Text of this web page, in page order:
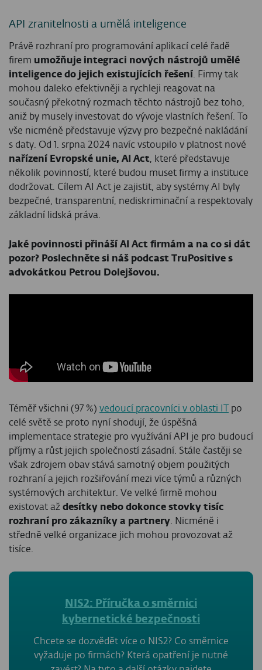
API zranitelnosti a umělá inteligence
Právě rozhraní pro programování aplikací celé řadě
firem umožňuje integraci nových nástrojů umělé
inteligence do jejich existujících řešení. Firmy tak
mohou daleko efektivněji a rychleji reagovat na
současný překotný rozmach těchto nástrojů bez toho,
aniž by musely investovat do vývoje vlastních řešení. To
vše nicméně představuje výzvy pro bezpečné nakládání
s daty. Od 1. srpna 2024 navíc vstoupilo v platnost nové
nařízení Evropské unie, AI Act, které představuje
několik povinností, které budou muset firmy a instituce
dodržovat. Cílem AI Act je zajistit, aby systémy AI byly
bezpečné, transparentní, nediskriminační a respektovaly
základní lidská práva.
Jaké povinnosti přináší AI Act firmám a na co si dát
pozor? Poslechněte si náš podcast TruPositive s
advokátkou Petrou Dolejšovou.
Téměř všichni (97 %) vedoucí pracovníci v oblasti ITpo
celé světě se proto nyní shodují, že úspěšná
implementace strategie pro využívání API je pro budoucí
příjmy a růst jejich společností zásadní. Stále častěji se
však zdrojem obav stává samotný objem použitých
rozhraní a jejich rozšiřování mezi více týmů a různých
systémových architektur. Ve velké firmě mohou
existovat až desítky nebo dokonce stovky tisíc
rozhraní pro zákazníky a partnery. Nicméně i
středně velké organizace jich mohou provozovat až
tisíce.
NIS2: Příručka o směrnici
kybernetické bezpečnosti
Chcete se dozvědět více o NIS2? Co směrnice
vyžaduje po firmách? Která opatření je nutné